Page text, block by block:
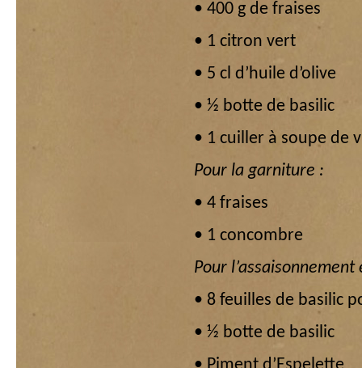
• 400 g de fraises
• 1 citron vert
• 5 cl d’huile d’olive
• ½ botte de basilic
• 1 cuiller à soupe de
Pour la garniture :
• 4 fraises
• 1 concombre
Pour
• 8 feuilles de basilic
• ½ botte de basilic